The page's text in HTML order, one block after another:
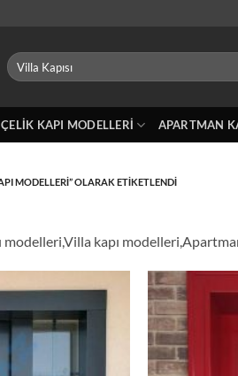
Ara:
ÇELIK KAPI MODELLERI APARTMAN
MODELLERI” OLARAK ETIKETLENDI
kapı